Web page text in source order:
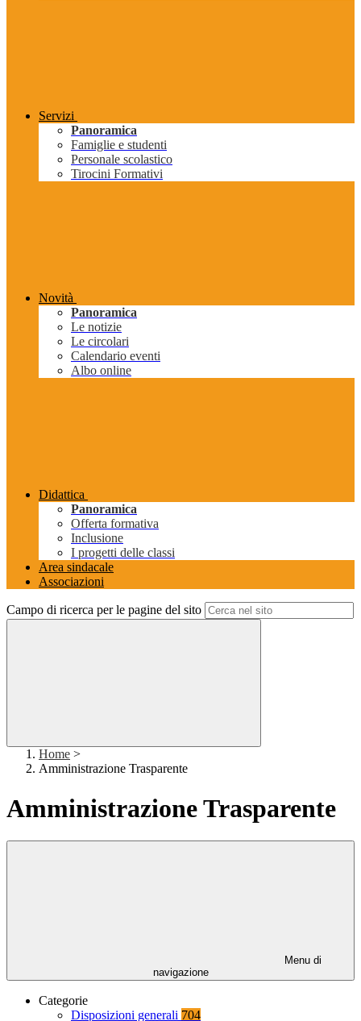
Servizi
Panoramica
Famiglie e studenti
Personale scolastico
Tirocini Formativi
Novità
Panoramica
Le notizie
Le circolari
Calendario eventi
Albo online
Didattica
Panoramica
Offerta formativa
Inclusione
I progetti delle classi
Area sindacale
Associazioni
Campo di ricerca per le pagine del sito
Home >
Amministrazione Trasparente
Amministrazione Trasparente
Menu di
navigazione
Categorie
Disposizioni generali 704